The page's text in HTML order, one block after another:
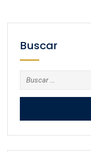
Buscar
Buscar: